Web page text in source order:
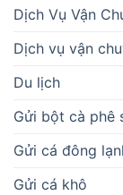
Dịch Vụ Vận
Dịch vụ vận
Du lịch
Gửi bột cà phê
Gửi cá đông
Gửi cá khô